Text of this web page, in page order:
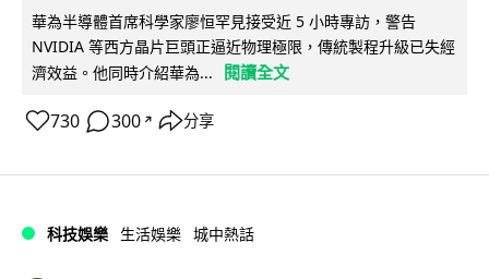
華為半導體首席科學家廖恒罕見接受近 5 小時專訪，警告
NVIDIA 等西方晶片巨頭正逼近物理極限，傳統製程升級已失經
濟效益。他同時介紹華為...
閱讀全文
730 300 ↗ 分享
科技娛樂 生活娛樂 城中熱話